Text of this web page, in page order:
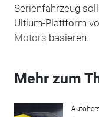
Serienfahrzeug
Ultium-Plattform
Motors basieren.
Mehr zum